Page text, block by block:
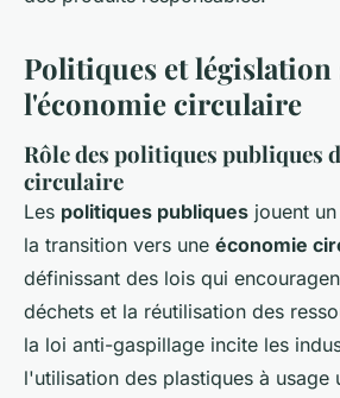
Politiques et législation
l'économie circulaire
Rôle des politiques publiques
circulaire
Les politiques publiques jouent
la transition vers une économie
définissant des lois qui
déchets et la réutilisation des
la loi anti-gaspillage incite les
l'utilisation des plastiques à usage